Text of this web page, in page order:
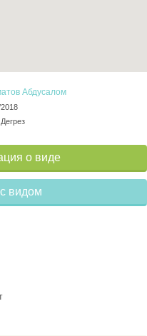
Абдусалом
о виде
видом